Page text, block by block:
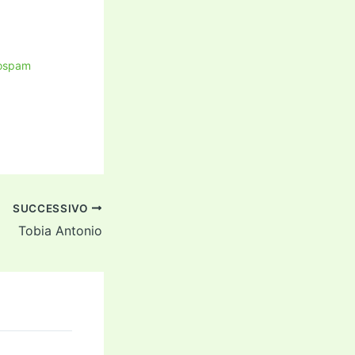
SUCCESSIVO
Tobia Antonio